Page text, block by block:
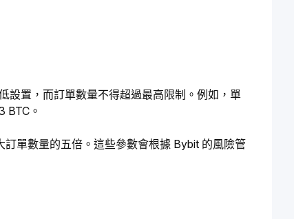
設置，而訂單數量不得超過最高限制。例如，單
BTC。
單數量的五倍。這些參數會根據 Bybit 的風險管